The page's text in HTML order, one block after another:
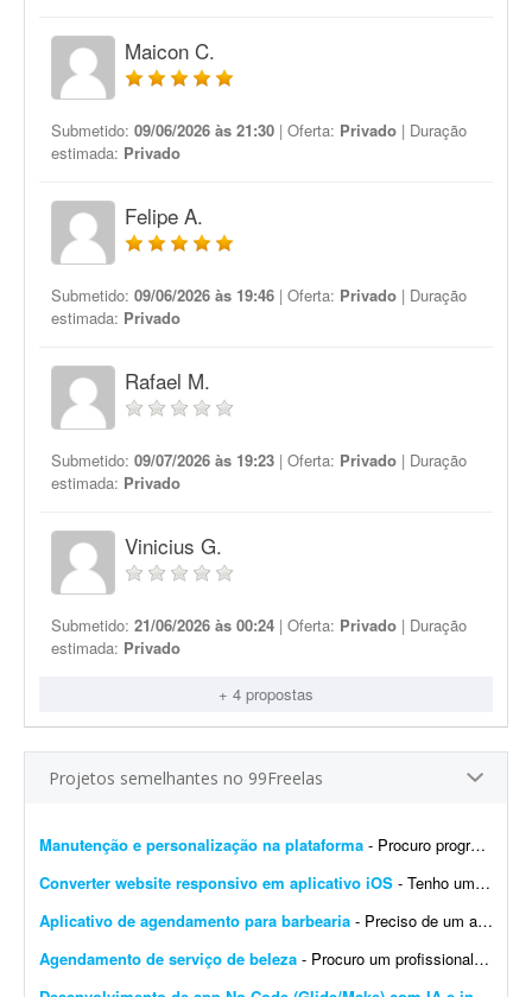
Maicon C.
Submetido: 09/06/2026 às 21:30 | Oferta: Privado | Duração
estimada: Privado
Felipe A.
Submetido: 09/06/2026 às 19:46 | Oferta: Privado | Duração
estimada: Privado
Rafael M.
Submetido: 09/07/2026 às 19:23 | Oferta: Privado | Duração
estimada: Privado
Vinicius G.
Submetido: 21/06/2026 às 00:24 | Oferta: Privado | Duração
estimada: Privado
+ 4 propostas
Projetos semelhantes no 99Freelas
Manutenção e personalização na plataforma - Procuro programador com experiência comprovada na plataforma GPSWOX. O trabalho consiste em realizar manutenção, correções, personalizações e atualiz...
Converter website responsivo em aplicativo iOS - Tenho um website responsivo e preciso transformá-lo em um aplicativo para iPhone, para poder publicá-lo na App Store.
Aplicativo de agendamento para barbearia - Preciso de um aplicativo para gerenciar e agendar horários na minha barbearia. Já tenho um site, mas desejo um aplicativo específico para agendamentos.
Agendamento de serviço de beleza - Procuro um profissional que desenvolva um app para agendamento online que permite pagamento direto pelo app. Mais detalhes após a assinatura da NDA.